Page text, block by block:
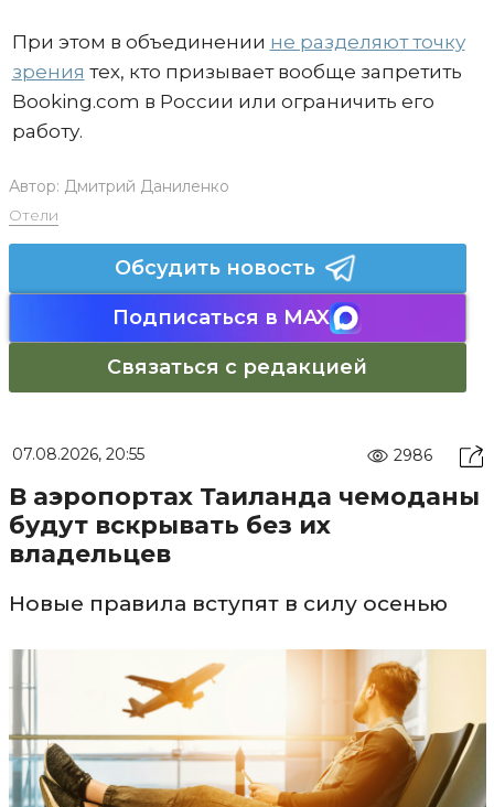
При этом в объединении не разделяют точку
зрения тех, кто призывает вообще запретить
Booking.com в России или ограничить его
работу.
Автор: Дмитрий Даниленко
Отели
Обсудить новость
Подписаться в MAX
Связаться с редакцией
07.08.2026, 20:55 2986
В аэропортах Таиланда чемоданы
будут вскрывать без их
владельцев
Новые правила вступят в силу осенью